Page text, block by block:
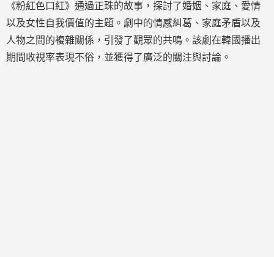
《粉紅色口紅》通過正珠的故事，探討了婚姻、家庭、愛情
以及女性自我價值的主題。劇中的情感糾葛、家庭矛盾以及
人物之間的複雜關係，引發了觀眾的共鳴。該劇在韓國播出
期間收視率表現不俗，並獲得了廣泛的關注與討論。